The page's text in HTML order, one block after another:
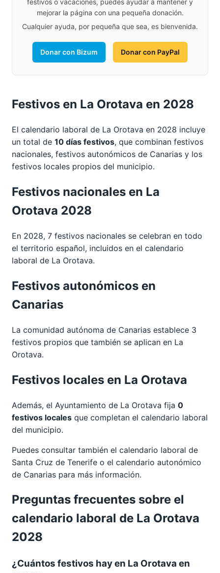
festivos o vacaciones, puedes ayudar a mantener y
mejorar la página con una pequeña donación.
Cualquier ayuda, por pequeña que sea, es bienvenida.
Donar con Bizum Donar con PayPal
Festivos en La Orotava en 2028
El calendario laboral de La Orotava en 2028 incluye
un total de 10 días festivos, que combinan festivos
nacionales, festivos autonómicos de Canarias y los
festivos locales propios del municipio.
Festivos nacionales en La
Orotava 2028
En 2028, 7 festivos nacionales se celebran en todo
el territorio español, incluidos en el calendario
laboral de La Orotava.
Festivos autonómicos en
Canarias
La comunidad autónoma de Canarias establece 3
festivos propios que también se aplican en La
Orotava.
Festivos locales en La Orotava
Además, el Ayuntamiento de La Orotava fija 0
festivos locales que completan el calendario laboral
del municipio.
Puedes consultar también el calendario laboral de
Santa Cruz de Tenerife o el calendario autonómico
de Canarias para más información.
Preguntas frecuentes sobre el
calendario laboral de La Orotava
2028
¿Cuántos festivos hay en La Orotava en